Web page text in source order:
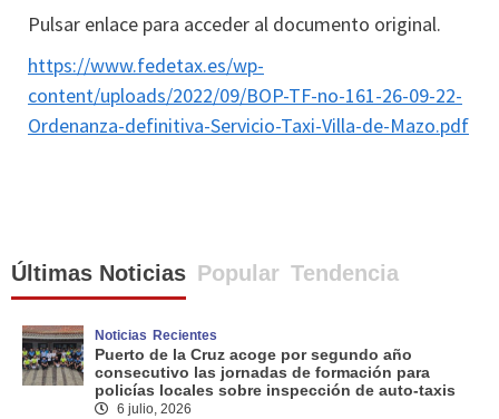
Pulsar enlace para acceder al documento original.
https://www.fedetax.es/wp-
content/uploads/2022/09/BOP-TF-no-161-26-09-22-
Ordenanza-definitiva-Servicio-Taxi-Villa-de-Mazo.pdf
Últimas Noticias Popular Tendencia
Noticias Recientes
Puerto de la Cruz acoge por segundo año
consecutivo las jornadas de formación para
policías locales sobre inspección de auto-taxis
6 julio, 2026